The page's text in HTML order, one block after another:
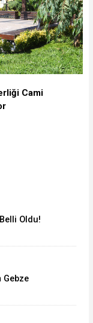
Cami
Oldu!
Gebze